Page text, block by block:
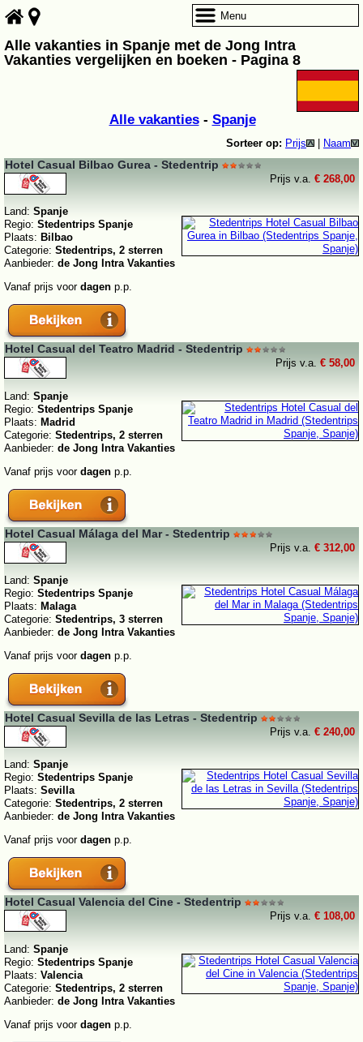
Alle vakanties in Spanje met de Jong Intra
Vakanties vergelijken en boeken - Pagina 8
Alle vakanties- Spanje
Sorteer op: Prijs Naam
Hotel Casual Bilbao Gurea - Stedentrip
Prijs v.a. € 268,00
Land: Spanje
Regio: Stedentrips Spanje
Plaats: Bilbao
Categorie: Stedentrips, 2 sterren
Aanbieder: de Jong Intra Vakanties
Vanaf prijs voor dagen p.p.
Hotel Casual del Teatro Madrid - Stedentrip
Prijs v.a. € 58,00
Land: Spanje
Regio: Stedentrips Spanje
Plaats: Madrid
Categorie: Stedentrips, 2 sterren
Aanbieder: de Jong Intra Vakanties
Vanaf prijs voor dagen p.p.
Hotel Casual Málaga del Mar - Stedentrip
Prijs v.a. € 312,00
Land: Spanje
Regio: Stedentrips Spanje
Plaats: Malaga
Categorie: Stedentrips, 3 sterren
Aanbieder: de Jong Intra Vakanties
Vanaf prijs voor dagen p.p.
Hotel Casual Sevilla de las Letras - Stedentrip
Prijs v.a. € 240,00
Land: Spanje
Regio: Stedentrips Spanje
Plaats: Sevilla
Categorie: Stedentrips, 2 sterren
Aanbieder: de Jong Intra Vakanties
Vanaf prijs voor dagen p.p.
Hotel Casual Valencia del Cine - Stedentrip
Prijs v.a. € 108,00
Land: Spanje
Regio: Stedentrips Spanje
Plaats: Valencia
Categorie: Stedentrips, 2 sterren
Aanbieder: de Jong Intra Vakanties
Vanaf prijs voor dagen p.p.
Menu